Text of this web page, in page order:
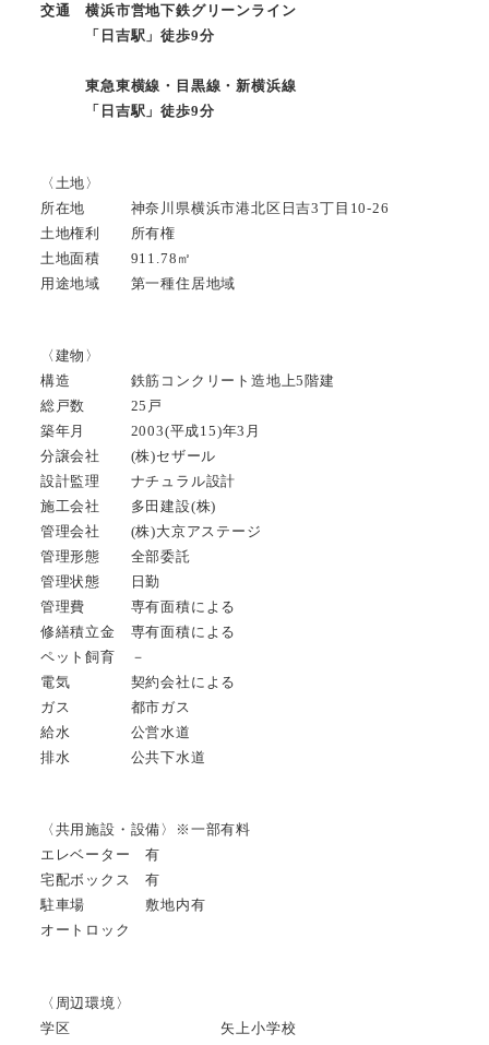
交通 横浜市営地下鉄グリーンライン
「日吉駅」徒歩9分
東急東横線・目黒線・新横浜線
「日吉駅」徒歩9分
〈土地〉
所在地 神奈川県横浜市港北区日吉3丁目10-26
土地権利 所有権
土地面積 911.78㎡
用途地域 第一種住居地域
〈建物〉
構造 鉄筋コンクリート造地上5階建
総戸数 25戸
築年月 2003(平成15)年3月
分譲会社 (株)セザール
設計監理 ナチュラル設計
施工会社 多田建設(株)
管理会社 (株)大京アステージ
管理形態 全部委託
管理状態 日勤
管理費 専有面積による
修繕積立金 専有面積による
ペット飼育 －
電気 契約会社による
ガス 都市ガス
給水 公営水道
排水 公共下水道
〈共用施設・設備〉※一部有料
エレベーター 有
宅配ボックス 有
駐車場 敷地内有
オートロック
〈周辺環境〉
学区 矢上小学校